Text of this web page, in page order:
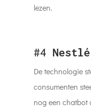
lezen.
#4 Nestlé
De technologie
consumenten
nog een chatbot